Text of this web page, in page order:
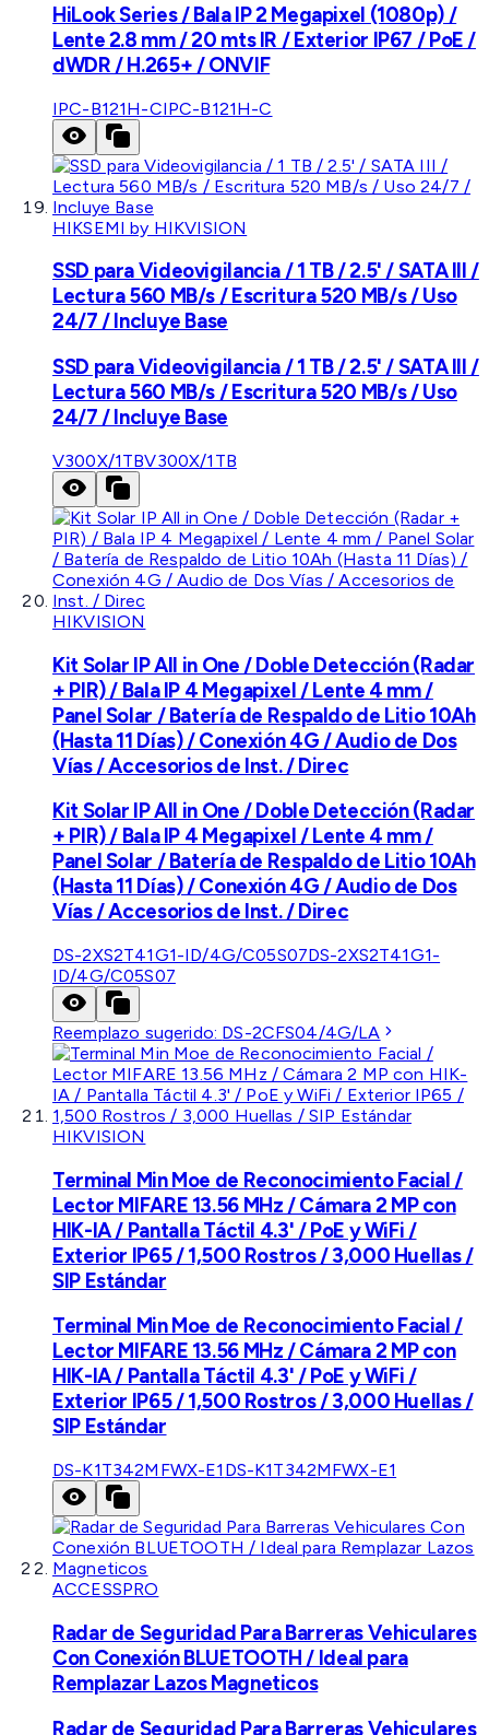
HiLook Series / Bala IP 2 Megapixel (1080p) /
Lente 2.8 mm / 20 mts IR / Exterior IP67 / PoE /
dWDR / H.265+ / ONVIF
IPC-B121H-CIPC-B121H-C
HIKSEMI by HIKVISION
SSD para Videovigilancia / 1 TB / 2.5' / SATA III /
Lectura 560 MB/s / Escritura 520 MB/s / Uso
24/7 / Incluye Base
SSD para Videovigilancia / 1 TB / 2.5' / SATA III /
Lectura 560 MB/s / Escritura 520 MB/s / Uso
24/7 / Incluye Base
V300X/1TBV300X/1TB
HIKVISION
Kit Solar IP All in One / Doble Detección (Radar
+ PIR) / Bala IP 4 Megapixel / Lente 4 mm /
Panel Solar / Batería de Respaldo de Litio 10Ah
(Hasta 11 Días) / Conexión 4G / Audio de Dos
Vías / Accesorios de Inst. / Direc
Kit Solar IP All in One / Doble Detección (Radar
+ PIR) / Bala IP 4 Megapixel / Lente 4 mm /
Panel Solar / Batería de Respaldo de Litio 10Ah
(Hasta 11 Días) / Conexión 4G / Audio de Dos
Vías / Accesorios de Inst. / Direc
DS-2XS2T41G1-ID/4G/C05S07DS-2XS2T41G1-
ID/4G/C05S07
Reemplazo sugerido: DS-2CFS04/4G/LA
HIKVISION
Terminal Min Moe de Reconocimiento Facial /
Lector MIFARE 13.56 MHz / Cámara 2 MP con
HIK-IA / Pantalla Táctil 4.3' / PoE y WiFi /
Exterior IP65 / 1,500 Rostros / 3,000 Huellas /
SIP Estándar
Terminal Min Moe de Reconocimiento Facial /
Lector MIFARE 13.56 MHz / Cámara 2 MP con
HIK-IA / Pantalla Táctil 4.3' / PoE y WiFi /
Exterior IP65 / 1,500 Rostros / 3,000 Huellas /
SIP Estándar
DS-K1T342MFWX-E1 DS-K1T342MFWX-E1
ACCESSPRO
Radar de Seguridad Para Barreras Vehiculares
Con Conexión BLUETOOTH / Ideal para
Remplazar Lazos Magneticos
Radar de Seguridad Para Barreras Vehiculares